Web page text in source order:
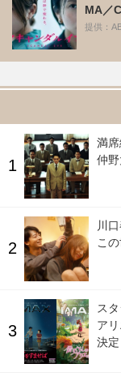
MA／
提供：
満
仲野
川
こ
ス
ア
決定